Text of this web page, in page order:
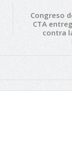
Congreso
CTA
contra